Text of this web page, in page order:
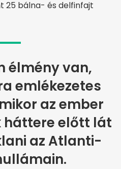
25 bálna- és delfinfajt
élmény van,
emlékezetes
az ember
háttere előtt lát
az Atlanti-